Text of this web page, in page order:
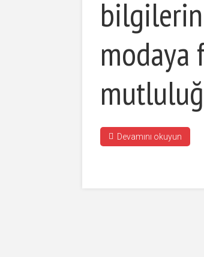
modaya
Devamını okuyun